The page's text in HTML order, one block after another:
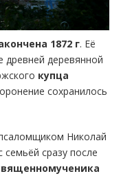
1872 г. Её
древней деревянной
купца
сохранилось
Николай
сразу после